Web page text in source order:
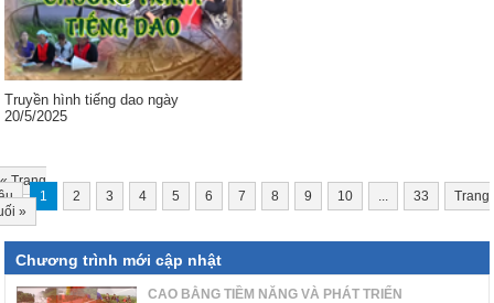
Truyền hình tiếng dao ngày
20/5/2025
«Trang
1 2 3 4 5 6 7 8 9 10 33
Trang
»
Chương trình mới cập nhật
CAO BẰNG TIỀM NĂNG VÀ PHÁT TRIỂN